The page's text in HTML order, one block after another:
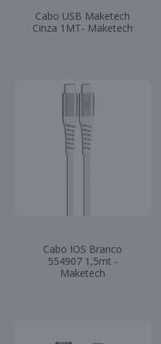
Cabo USB Maketech
Cinza 1MT- Maketech
Cabo IOS Branco
554907 1,5mt -
Maketech